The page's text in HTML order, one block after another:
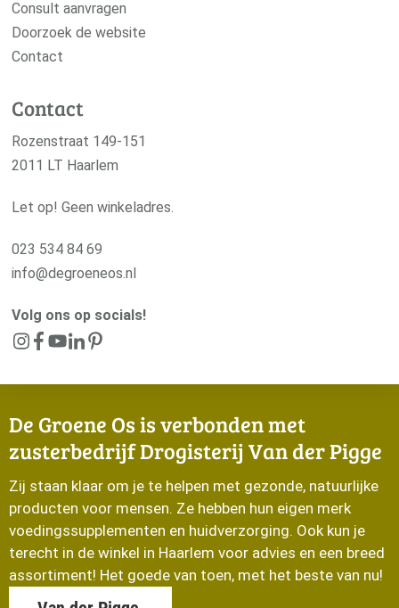
Contact
Let op! Geen winkeladres.
info@degroeneos.nl
Volg ons op socials!
De Groene Os is verbonden met
zusterbedrijf Drogisterij Van der Pigge
Zij staan klaar om je te helpen met gezonde, natuurlijke
producten voor mensen. Ze hebben hun eigen merk
voedingssupplementen en huidverzorging. Ook kun je
terecht in de winkel in Haarlem voor advies en een breed
assortiment! Het goede van toen, met het beste van nu!
Van der Pigge
© De Groene Os 2026